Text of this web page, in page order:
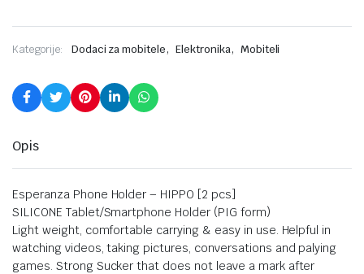
Kategorije: Dodaci za mobitele, Elektronika, Mobiteli
Opis
Esperanza Phone Holder – HIPPO [2 pcs]
SILICONE Tablet/Smartphone Holder (PIG form)
Light weight, comfortable carrying & easy in use. Helpful in
watching videos, taking pictures, conversations and palying
games. Strong Sucker that does not leave a mark after